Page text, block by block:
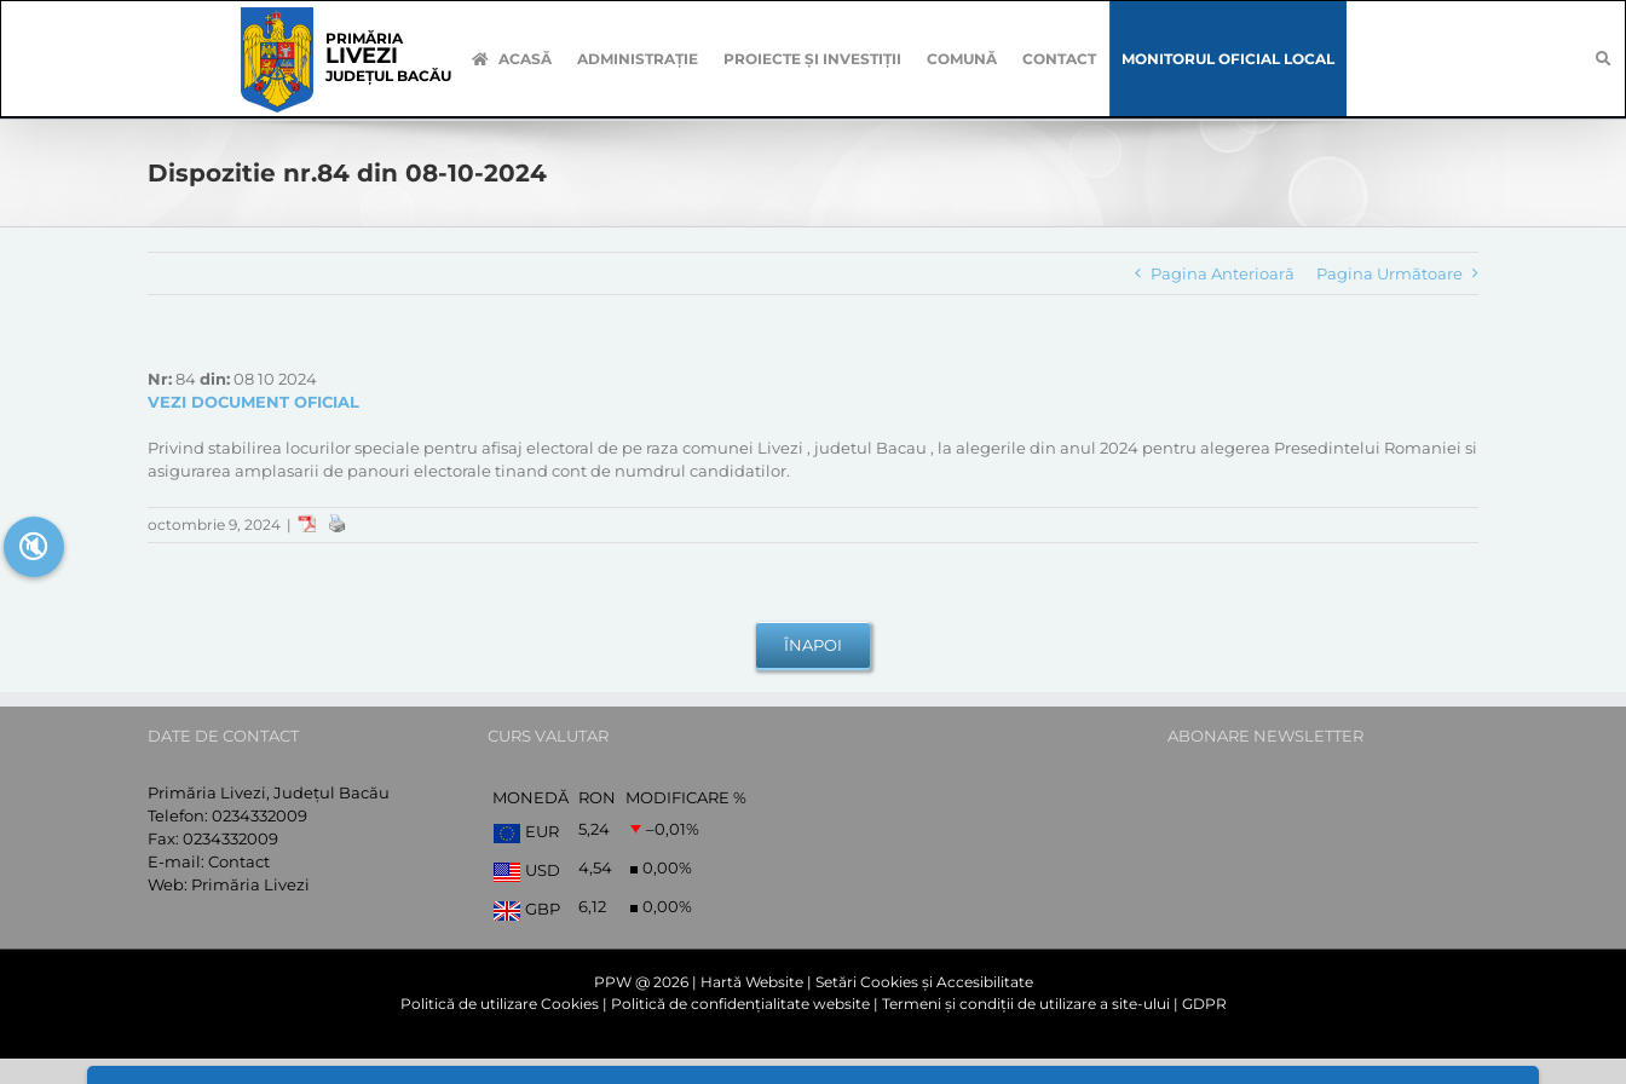
PRIMĂRIA
LIVEZI
JUDEȚUL BACĂU
ACASĂ ADMINISTRAȚIE PROIECTE ȘI INVESTIȚII COMUNĂ CONTACT MONITORUL OFICIAL LOCAL
Dispozitie nr.84 din 08-10-2024
Pagina Anterioară Pagina Următoare
Nr:84din:08 10 2024
VEZI DOCUMENT OFICIAL
Privind stabilirea locurilor speciale pentru afisaj electoral de pe raza comunei Livezi , judetul Bacau , la alegerile din anul 2024 pentru alegerea Presedintelui Romaniei si
asigurarea amplasarii de panouri electorale tinand cont de numdrul candidatilor.
octombrie 9, 2024 |
DATE DE CONTACT
Primăria Livezi, Județul Bacău
Telefon: 0234332009
Fax: 0234332009
E-mail: Contact
Web: Primăria Livezi
CURS VALUTAR
MONEDĂ RON
MODIFICARE %
EUR
5,24 –0,01%
USD 4,54 0,00%
GBP 6,12 0,00%
ABONARE NEWSLETTER
PPW @ 2026 | Hartă Website| Setări Cookies și Accesibilitate
Politică de utilizare Cookies| Politică de confidențialitate website| Termeni și condiții de utilizare a site-ului| GDPR
🔇